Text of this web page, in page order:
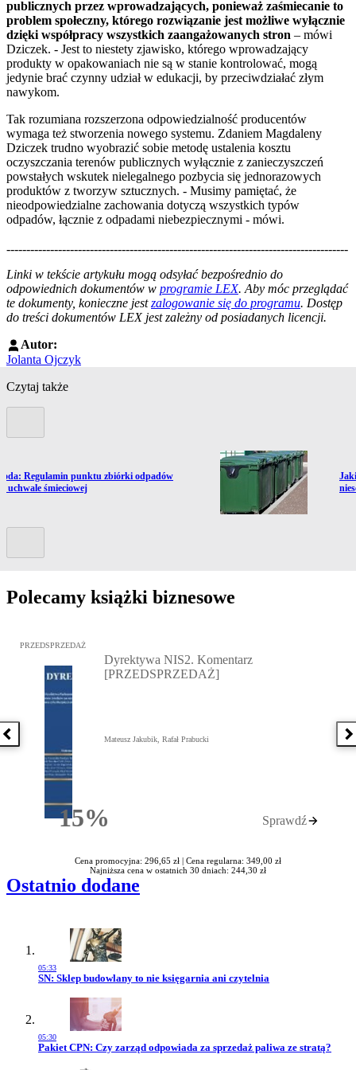
publicznych przez wprowadzających, ponieważ zaśmiecanie to
problem społeczny, którego rozwiązanie jest możliwe wyłącznie
dzięki współpracy wszystkich zaangażowanych stron – mówi
Dziczek. - Jest to niestety zjawisko, którego wprowadzający
produkty w opakowaniach nie są w stanie kontrolować, mogą
jedynie brać czynny udział w edukacji, by przeciwdziałać złym
nawykom.
Tak rozumiana rozszerzona odpowiedzialność producentów
wymaga też stworzenia nowego systemu. Zdaniem Magdaleny
Dziczek trudno wyobrazić sobie metodę ustalenia kosztu
oczyszczania terenów publicznych wyłącznie z zanieczyszczeń
powstałych wskutek nielegalnego pozbycia się jednorazowych
produktów z tworzyw sztucznych. - Musimy pamiętać, że
nieodpowiedzialne zachowania dotyczą wszystkich typów
odpadów, łącznie z odpadami niebezpiecznymi - mówi.
--------------------------------------------------------------------------------------
Linki w tekście artykułu mogą odsyłać bezpośrednio do
odpowiednich dokumentów w programie LEX. Aby móc przeglądać
te dokumenty, konieczne jestzalogowanie się do programu. Dostęp
do treści dokumentów LEX jest zależny od posiadanych licencji.
Autor:
Jolanta Ojczyk
Czytaj także
do artykułu:
Regulamin punktu zbiórki odpadów
uchwale śmieciowej
Polecamy książki biznesowe
Poprzednia książka
Przejdź do: Dyrektywa NIS2. Komentarz [PRZEDSPRZEDAŻ],
PRZEDSPRZEDAŻ
15%Rabatu
Dyrektywa NIS2. Komentarz
[PRZEDSPRZEDAŻ]
Mateusz Jakubik, Rafał Prabucki
Sprawdź
Cena promocyjna: 296,65 zł | Cena regularna: 349,00 zł
Najniższa cena w ostatnich 30 dniach: 244,30 zł
Ostatnio dodane
05:33
Przejdź do artykułu:
SN: Sklep budowlany to nie księgarnia ani czytelnia
05:30
Przejdź do artykułu:
Pakiet CPN: Czy zarząd odpowiada za sprzedaż paliwa ze stratą?